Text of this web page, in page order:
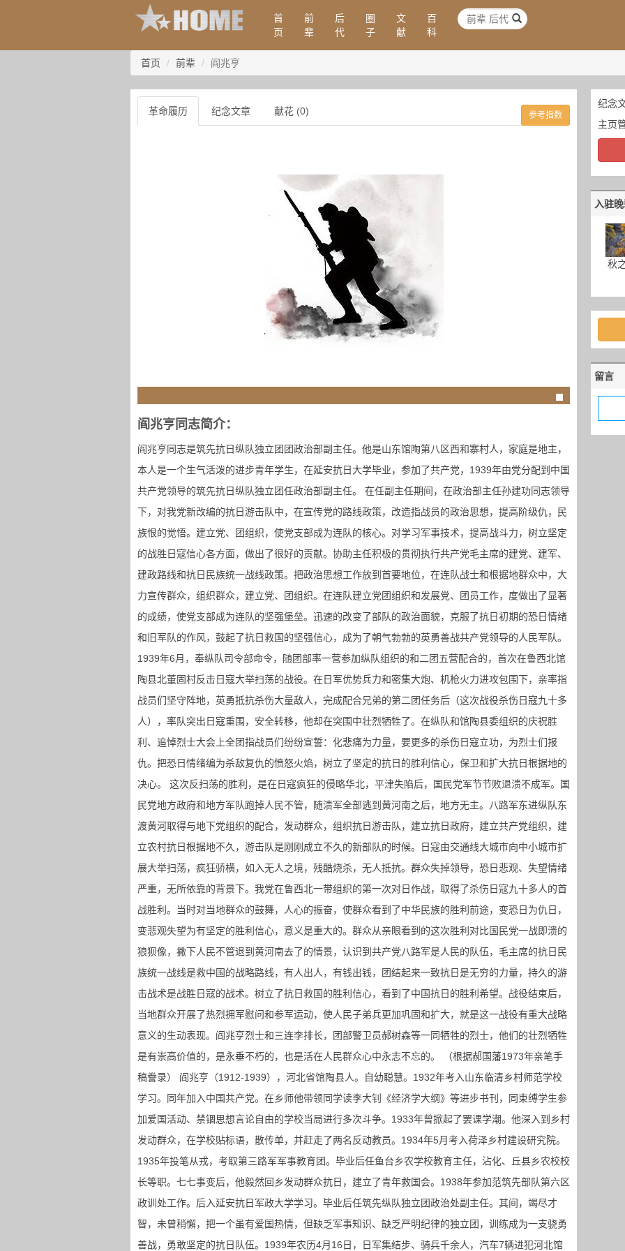
首
页
前
辈
后
代
圈
子
文
献
百
科
首页 前辈 阎兆亨
革命履历 纪念文章 献花 (0) 参考指数
阎兆亨同志简介：
阎兆亨同志是筑先抗日纵队独立团团政治部副主任。他是山东馆陶第八区西和寨村人，家庭是地主，
本人是一个生气活泼的进步青年学生，在延安抗日大学毕业，参加了共产党，1939年由党分配到中国
共产党领导的筑先抗日纵队独立团任政治部副主任。 在任副主任期间，在政治部主任孙建功同志领导
下，对我党新改编的抗日游击队中，在宣传党的路线政策，改造指战员的政治思想，提高阶级仇，民
族恨的觉悟。建立党、团组织，使党支部成为连队的核心。对学习军事技术，提高战斗力，树立坚定
的战胜日寇信心各方面，做出了很好的贡献。协助主任积极的贯彻执行共产党毛主席的建党、建军、
建政路线和抗日民族统一战线政策。把政治思想工作放到首要地位，在连队战士和根据地群众中，大
力宣传群众，组织群众，建立党、团组织。在连队建立党团组织和发展党、团员工作，度做出了显著
的成绩，使党支部成为连队的坚强堡垒。迅速的改变了部队的政治面貌，克服了抗日初期的恐日情绪
和旧军队的作风，鼓起了抗日救国的坚强信心，成为了朝气勃勃的英勇善战共产党领导的人民军队。
1939年6月，奉纵队司令部命令，随团部率一营参加纵队组织的和二团五营配合的，首次在鲁西北馆
陶县北董固村反击日寇大举扫荡的战役。在日军优势兵力和密集大炮、机枪火力进攻包围下，亲率指
战员们坚守阵地，英勇抵抗杀伤大量敌人，完成配合兄弟的第二团任务后（这次战役杀伤日寇九十多
人），率队突出日寇重围，安全转移，他却在突围中壮烈牺牲了。在纵队和馆陶县委组织的庆祝胜
利、追悼烈士大会上全团指战员们纷纷宣誓：化悲痛为力量，要更多的杀伤日寇立功，为烈士们报
仇。把恐日情绪编为杀敌复仇的愤怒火焰，树立了坚定的抗日的胜利信心，保卫和扩大抗日根据地的
决心。 这次反扫荡的胜利，是在日寇疯狂的侵略华北，平津失陷后，国民党军节节败退溃不成军。国
民党地方政府和地方军队跑掉人民不管，随溃军全部逃到黄河南之后，地方无主。八路军东进纵队东
渡黄河取得与地下党组织的配合，发动群众，组织抗日游击队，建立抗日政府，建立共产党组织，建
立农村抗日根据地不久，游击队是刚刚成立不久的新部队的时候。日寇由交通线大城市向中小城市扩
展大举扫荡，疯狂骄横，如入无人之境，残酷烧杀，无人抵抗。群众失掉领导，恐日悲观、失望情绪
严重，无所依靠的背景下。我党在鲁西北一带组织的第一次对日作战，取得了杀伤日寇九十多人的首
战胜利。当时对当地群众的鼓舞，人心的振奋，使群众看到了中华民族的胜利前途，变恐日为仇日，
变悲观失望为有坚定的胜利信心，意义是重大的。群众从亲眼看到的这次胜利对比国民党一战即溃的
狼狈像，撇下人民不管退到黄河南去了的情景，认识到共产党八路军是人民的队伍，毛主席的抗日民
族统一战线是救中国的战略路线，有人出人，有钱出钱，团结起来一致抗日是无穷的力量，持久的游
击战术是战胜日寇的战术。树立了抗日救国的胜利信心，看到了中国抗日的胜利希望。战役结束后，
当地群众开展了热烈拥军慰问和参军运动，使人民子弟兵更加巩固和扩大，就是这一战役有重大战略
意义的生动表现。阎兆亨烈士和三连李排长，团部警卫员郝树森等一同牺牲的烈士，他们的壮烈牺牲
是有崇高价值的，是永垂不朽的，也是活在人民群众心中永志不忘的。 （根据郝国藩1973年亲笔手
稿誊录） 阎兆亨（1912-1939），河北省馆陶县人。自幼聪慧。1932年考入山东临清乡村师范学校
学习。同年加入中国共产党。在乡师他带领同学读李大钊《经济学大纲》等进步书刊，同束缚学生参
加爱国活动、禁锢思想言论自由的学校当局进行多次斗争。1933年曾掀起了罢课学潮。他深入到乡村
发动群众，在学校贴标语，散传单，并赶走了两名反动教员。1934年5月考入荷泽乡村建设研究院。
1935年投笔从戎，考取第三路军军事教育团。毕业后任鱼台乡农学校教育主任，沾化、丘县乡农校校
长等职。七七事变后，他毅然回乡发动群众抗日，建立了青年救国会。1938年参加范筑先部队第六区
政训处工作。后入延安抗日军政大学学习。毕业后任筑先纵队独立团政治处副主任。其间，竭尽才
智，未曾稍懈，把一个虽有爱国热情，但缺乏军事知识、缺乏严明纪律的独立团，训练成为一支骁勇
善战，勇敢坚定的抗日队伍。1939年农历4月16日，日军集结步、骑兵千余人，汽车7辆进犯河北馆
纪念
主页
入驻
秋
留言